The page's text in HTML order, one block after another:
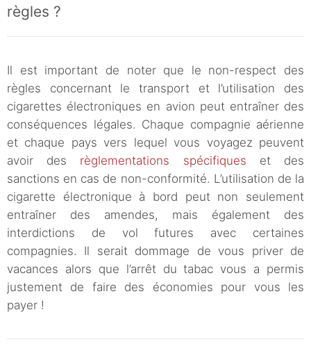
règles ?
Il est important de noter que le non-respect des
règles concernant le transport et l’utilisation des
cigarettes électroniques en avion peut entraîner des
conséquences légales. Chaque compagnie aérienne
et chaque pays vers lequel vous voyagez peuvent
avoir des règlementations spécifiques et des
sanctions en cas de non-conformité. L’utilisation de la
cigarette électronique à bord peut non seulement
entraîner des amendes, mais également des
interdictions de vol futures avec certaines
compagnies. Il serait dommage de vous priver de
vacances alors que l’arrêt du tabac vous a permis
justement de faire des économies pour vous les
payer !